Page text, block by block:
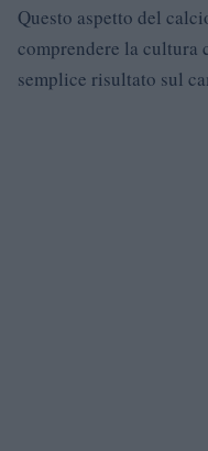
Questo aspetto del
comprendere la cultura
semplice risultato sul